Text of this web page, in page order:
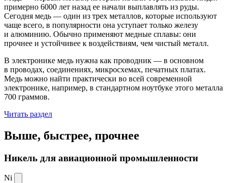
примерно 6000 лет назад ее начали выплавлять из руды.
Сегодня медь — один из трех металлов, которые используют
чаще всего, в популярности она уступает только железу
и алюминию. Обычно применяют медные сплавы: они
прочнее и устойчивее к воздействиям, чем чистый металл.
В электронике медь нужна как проводник — в основном
в проводах, соединениях, микросхемах, печатных платах.
Медь можно найти практически во всей современной
электронике, например, в стандартном ноутбуке этого металла
700 граммов.
Читать раздел
Выше, быстрее, прочнее
Никель для авиационной промышленности
Ni